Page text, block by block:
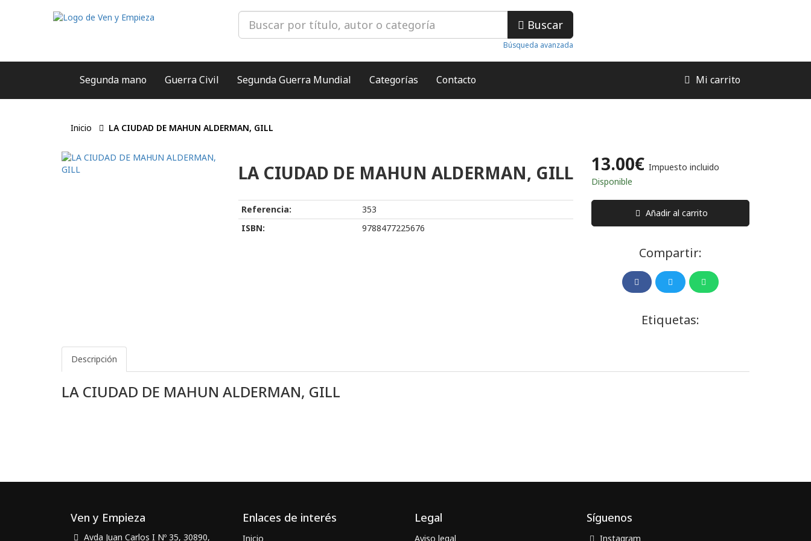
Buscar
Búsqueda avanzada
Segunda mano Guerra Civil Segunda Guerra Mundial Categorías Contacto Mi carrito
Inicio LA CIUDAD DE MAHUN ALDERMAN, GILL
LA CIUDAD DE MAHUN ALDERMAN, GILL
Referencia:
353
ISBN:
9788477225676
13.00€ Impuesto incluido
Disponible
Añadir al carrito
Compartir:
Etiquetas:
Descripción
LA CIUDAD DE MAHUN ALDERMAN, GILL
Ven y Empieza
Avda Juan Carlos I Nº 35, 30890,
Enlaces de interés
Inicio
Legal
Aviso legal
Síguenos
Instagram